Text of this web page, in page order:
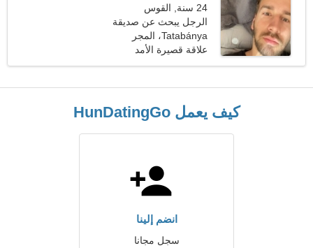
24 سنة, القوس
الرجل يبحث عن صديقة
Tatabánya، المجر
علاقة قصيرة الأمد
كيف يعمل HunDatingGo
انضم إلينا
سجل مجانا